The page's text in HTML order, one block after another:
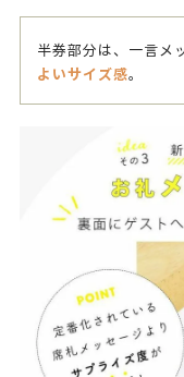
半券部分は、一言メ
よいサイズ感。